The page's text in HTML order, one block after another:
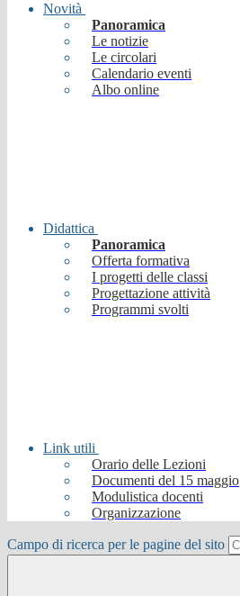
Novità
Panoramica
Le notizie
Le circolari
Calendario eventi
Albo online
Didattica
Panoramica
Offerta formativa
I progetti delle classi
Progettazione attività
Programmi svolti
Link utili
Orario delle Lezioni
Documenti del 15 maggio
Modulistica docenti
Organizzazione
Campo di ricerca per le pagine del sito